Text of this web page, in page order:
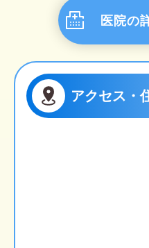
医院の
アクセス・